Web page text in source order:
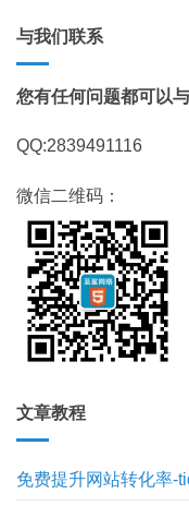
与我们联系
您有任何问题都可以
QQ:2839491116
微信二维码：
文章教程
免费提升网站转化率-